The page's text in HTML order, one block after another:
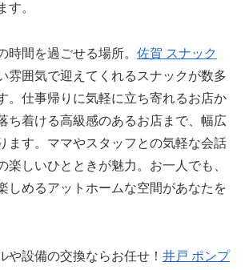
す。
時間を過ごせる場所。 佐賀 スナック
雰囲気で迎えてくれるスナックが数多
。仕事帰りに気軽に立ち寄れるお店か
ち着ける高級感のあるお店まで、幅広
ます。ママやスタッフとの気軽な会話
楽しいひとときが魅力。お一人でも、
しめるアットホームな空間があなたを
や設備の交換ならお任せ！ 井戸 ポンプ